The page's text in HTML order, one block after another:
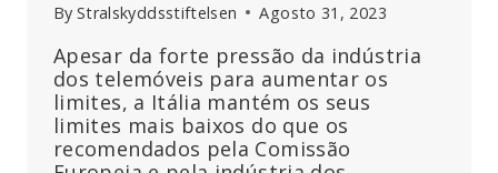
By Stralskyddsstiftelsen Agosto 31, 2023
Apesar da forte pressão da indústria
dos telemóveis para aumentar os
limites, a Itália mantém os seus
limites mais baixos do que os
recomendados pela Comissão